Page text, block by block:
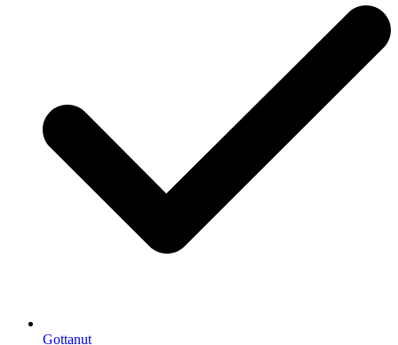
Gottanut